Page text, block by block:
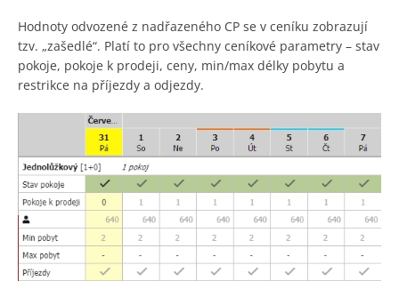
Hodnoty odvozené z nadřazeného CP se v ceníku zobrazují
tzv. „zašedlé“. Platí to pro všechny ceníkové parametry – stav
pokoje, pokoje k prodeji, ceny, min/max délky pobytu a
restrikce na příjezdy a odjezdy.